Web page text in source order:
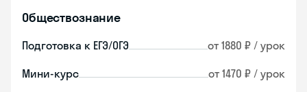
Обществознание
Подготовка к ЕГЭ/ОГЭ от 1880 ₽ / урок
Мини-курс от 1470 ₽ / урок